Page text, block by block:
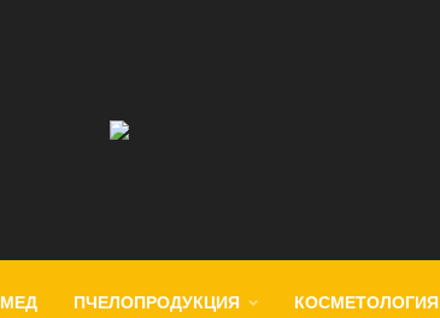
МЕД ПЧЕЛОПРОДУКЦИЯ КОСМЕТОЛОГИЯ